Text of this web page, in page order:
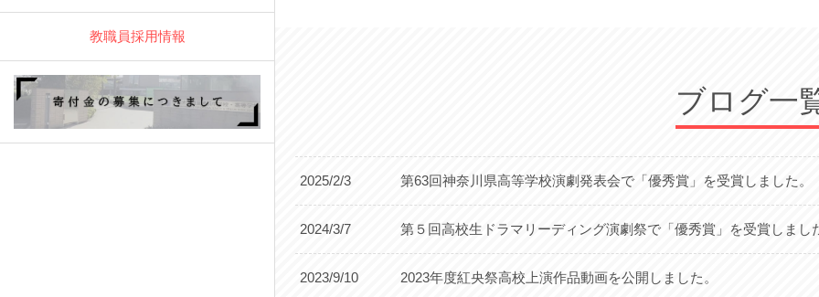
各種請求書
教職員採用情報
ブログ一
2025/2/3 第63回神奈川県高等学校演劇発表会で「優秀賞」を受賞しました。
2024/3/7 第５回高校生ドラマリーディング演劇祭で「優秀賞」を受賞しまし
2023/9/10 2023年度紅央祭高校上演作品動画を公開しました。